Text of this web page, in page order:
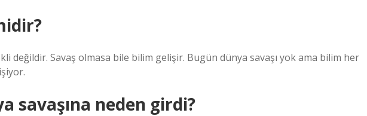
değildir. Savaş olmasa bile bilim gelişir. Bugün dünya savaşı yok ama bilim her
savaşına neden girdi?